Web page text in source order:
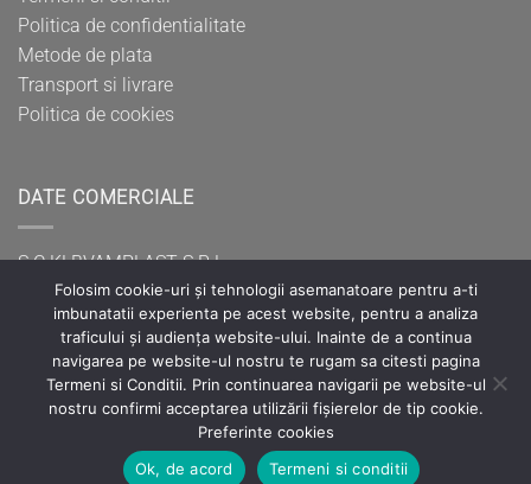
Politica de confidentialitate
Metode de plata
Transport si livrare
Politica de cookies
DATE COMERCIALE
S.C KLBVAMPLAST S.R.L
CUI: RO37400707
Reg. Com.: J20/486/2017
Sediul social: Mun. Hunedoara, B-dul Dacia, nr.18, bl.
2B,ap.20, Jud. Hunedoara
©2022 S.C KLBVAMPLAST S.R.L Toate drepturile rezervate.
Folosim cookie-uri și tehnologii asemanatoare pentru a-ti
imbunatatii experienta pe acest website, pentru a analiza
traficului și audiența website-ului. Inainte de a continua
navigarea pe website-ul nostru te rugam sa citesti pagina
Termeni si Conditii. Prin continuarea navigarii pe website-ul
nostru confirmi acceptarea utilizării fișierelor de tip cookie.
Preferinte cookies
Ok, de acord
Termeni si conditii